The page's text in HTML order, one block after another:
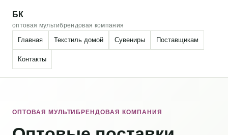
БК
оптовая мультибрендовая компания
Главная Текстиль домой Сувениры Поставщикам
Контакты
ОПТОВАЯ МУЛЬТИБРЕНДОВАЯ КОМПАНИЯ